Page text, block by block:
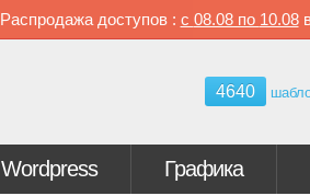
Распродажа доступов : с 08.08 по 10.08
4640
Wordpress Графика